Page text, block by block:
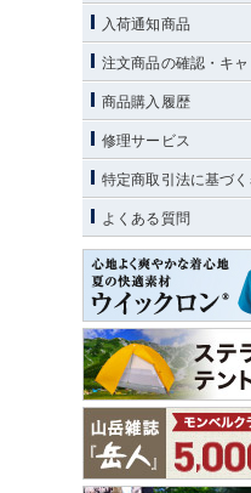
入荷通知商品
注文商品の確認・キ
商品購入履歴
修理サービス
特定商取引法に基づ
よくある質問